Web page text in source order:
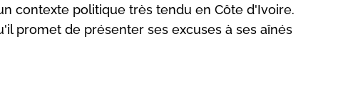
contexte politique très tendu en Côte d'Ivoire.
promet de présenter ses excuses à ses aînés